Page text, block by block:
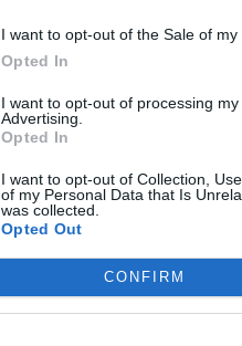
I want to opt-out of the Sale of my
Opted In
I want to opt-out of processing
Advertising.
Opted In
I want to opt-out of Collection,
of my Personal Data that Is
was collected.
Opted Out
CONFIRM